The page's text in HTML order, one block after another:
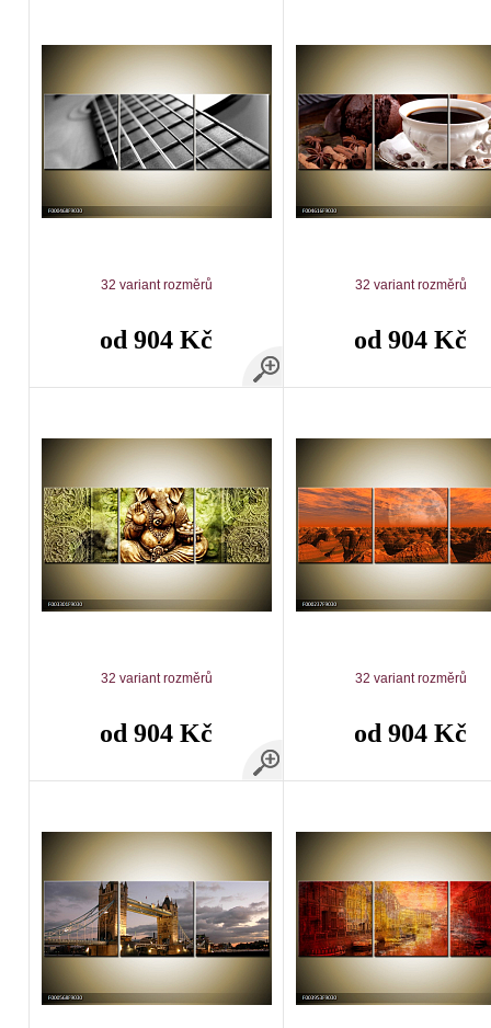
32 variant rozměrů
od 904 Kč
32 variant rozměrů
od 904 Kč
32 variant rozměrů
od 904 Kč
32 variant rozměrů
od 904 Kč